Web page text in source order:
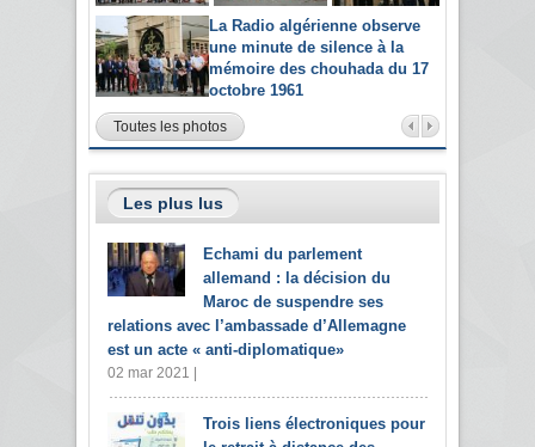
La Radio algérienne observe
une minute de silence à la
mémoire des chouhada du 17
octobre 1961
Toutes les photos
Les plus lus
Echami du parlement
allemand : la décision du
Maroc de suspendre ses
relations avec l’ambassade d’Allemagne
est un acte « anti-diplomatique»
02 mar 2021 |
Trois liens électroniques pour